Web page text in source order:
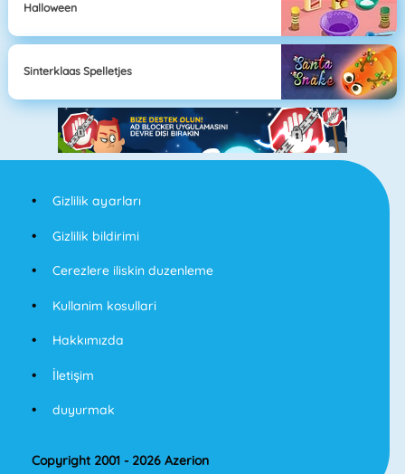
Halloween
Sinterklaas Spelletjes
Gizlilik ayarları
Gizlilik bildirimi
Cerezlere iliskin duzenleme
Kullanim kosullari
Hakkımızda
İletişim
duyurmak
Copyright 2001 - 2026 Azerion